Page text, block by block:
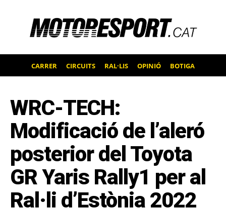
CARRER CIRCUITS RAL·LIS OPINIÓ BOTIGA
WRC-TECH:
Modificació de l’aleró
posterior del Toyota
GR Yaris Rally1 per al
Ral·li d’Estònia 2022